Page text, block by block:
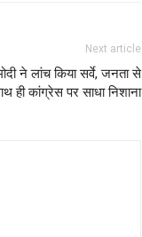
Next article
ने लांच किया सर्वे, जनता से
ही कांग्रेस पर साधा निशाना